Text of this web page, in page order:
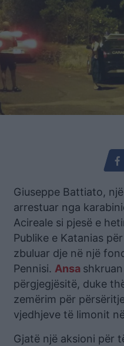
Giuseppe Battiato,
arrestuar nga
Acireale si pjesë e
Publike e Katanias
zbuluar dje në një
Pennisi. Ansa
përgjegjësitë, duke
zemërim për
vjedhjeve të limonit
Gjatë një aksioni për